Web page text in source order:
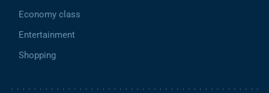
Economy class
Entertainment
Shopping